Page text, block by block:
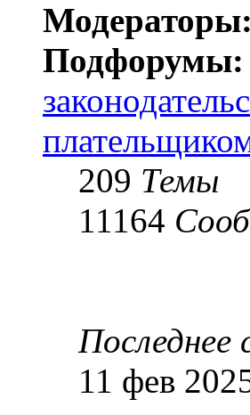
Модераторы:
Подфорумы:
209 Темы
11164
Последнее
11 фев